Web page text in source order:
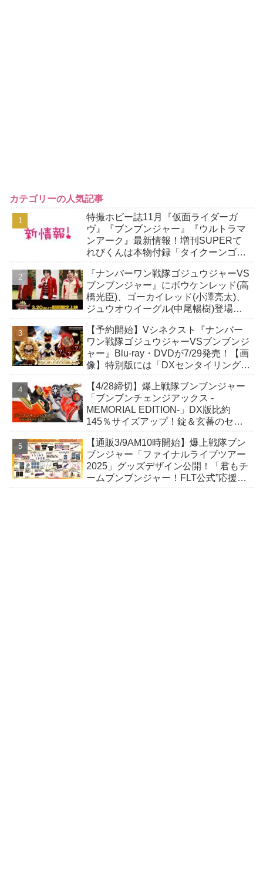
カテゴリーの人気記事
特撮ホビー誌11月『仮面ライダーガ
ヴ』『ブンブンジャー』『ウルトラマ
ンアーク』最新情報！増刊SUPERて
れびくんは本物付録「タイクーンゴチ
『ナンバーワン戦隊ゴジュウジャーVS
ブンブンジャー』にボウケンレッド(高
橋光臣)、ゴーカイレッド(小澤亮太)、
ジュウオウイーグル(中尾暢樹)登場！
も！
【予約開始】Vシネクスト『ナンバー
ワン戦隊ゴジュウジャーVSブンブンジ
ャー』Blu-ray・DVDが7/29発売！【画
像】特別版には「DXセンタイリング
入！
【4/28締切】爆上戦隊ブンブンジャー
「ブンブンチェンジアックス -
MEMORIAL EDITION-」DX版比約
145％サイズアップ！錠＆玄蕃のセリ
【通販3/9AM10時開始】爆上戦隊ブン
ブンジャー「ファイナルライブツアー
2025」グッズデザイン公開！「君もチ
ームブンブンジャー！FLT公式”応援